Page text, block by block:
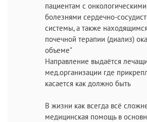
пациентам с
болезнями сердечно-
системы, а также
почечной терапии (диализ)
объеме"
Направление выдаётся
мед.организации где
касается как должно быть
В жизни как всегда всё
медицинская помощь в